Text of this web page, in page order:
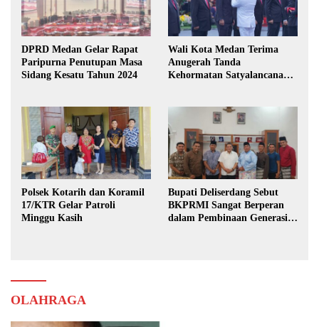
DPRD Medan Gelar Rapat
Paripurna Penutupan Masa
Sidang Kesatu Tahun 2024
Wali Kota Medan Terima
Anugerah Tanda
Kehormatan Satyalancana
Polsek Kotarih dan Koramil
17/KTR Gelar Patroli
Minggu Kasih
Bupati Deliserdang Sebut
BKPRMI Sangat Berperan
dalam Pembinaan Generasi
OLAHRAGA